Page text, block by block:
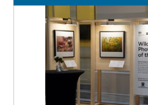
03 Ağustos 2026 Pazartesi
Yıldırım Gündoğdu
HAVVA’NIN ÜÇ KIZI
09 Temmuz 2026 Perşembe
Yusuf POLAT